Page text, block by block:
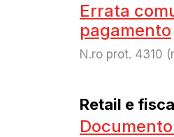
Errata
pagamento
N.ro prot. 4310
Retail e